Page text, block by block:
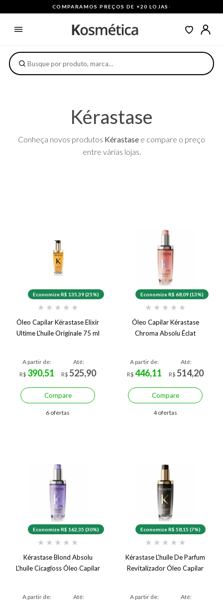
COMPARAMOS PREÇOS DE +20 LOJAS ·
Kérastase
Conheça novos produtos Kérastase e compare o preço
entre várias lojas.
Economize R$ 135,39 (25%)
★ ★ ★ ★ ★
Óleo Capilar Kérastase Elixir
Ultime L'huile Originale 75 ml
A partir de:
R$ 390,51
Até:
R$525,90
Compare
6 ofertas
Economize R$ 68,09 (13%)
★ ★ ★ ★ ★
Óleo Capilar Kérastase
Chroma Absolu Éclat
A partir de:
R$ 446,11
Até:
R$514,20
Compare
4 ofertas
Economize R$ 162,35 (30%)
★ ★ ★ ★ ★
Kérastase Blond Absolu
L'huile Cicagloss Óleo Capilar
A partir de:
Até:
Economize R$ 58,15 (7%)
★ ★ ★ ★ ★
Kérastase L'huile De Parfum
Revitalizador Óleo Capilar
A partir de:
Até: